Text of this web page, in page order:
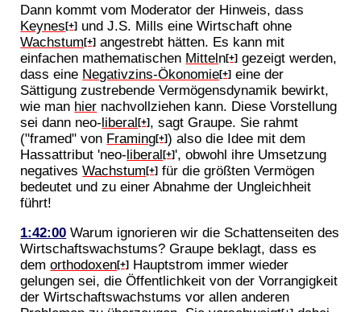
Dann kommt vom Moderator der Hinweis, dass
Keynes[+] und J.S. Mills eine Wirtschaft ohne
Wachstum[+] angestrebt hätten. Es kann mit
einfachen mathematischen Mitteln[+] gezeigt werden,
dass eine Negativzins-Ökonomie[+] eine der
Sättigung zustrebende Vermögensdynamik bewirkt,
wie man hier nachvollziehen kann. Diese Vorstellung
sei dann neo-liberal[+] , sagt Graupe. Sie rahmt
("framed" von Framing[+]) also die Idee mit dem
Hassattribut 'neo-liberal[+]', obwohl ihre Umsetzung
negativesWachstum[+] für die größten Vermögen
bedeutet und zu einer Abnahme der Ungleichheit
führt!
1:42:00 Warum ignorieren wir die Schattenseiten des
Wirtschaftswachstums? Graupe beklagt, dass es
demorthodoxen[+] Hauptstrom immer wieder
gelungen sei, die Öffentlichkeit von der Vorrangigkeit
der Wirtschaftswachstums vor allen anderen